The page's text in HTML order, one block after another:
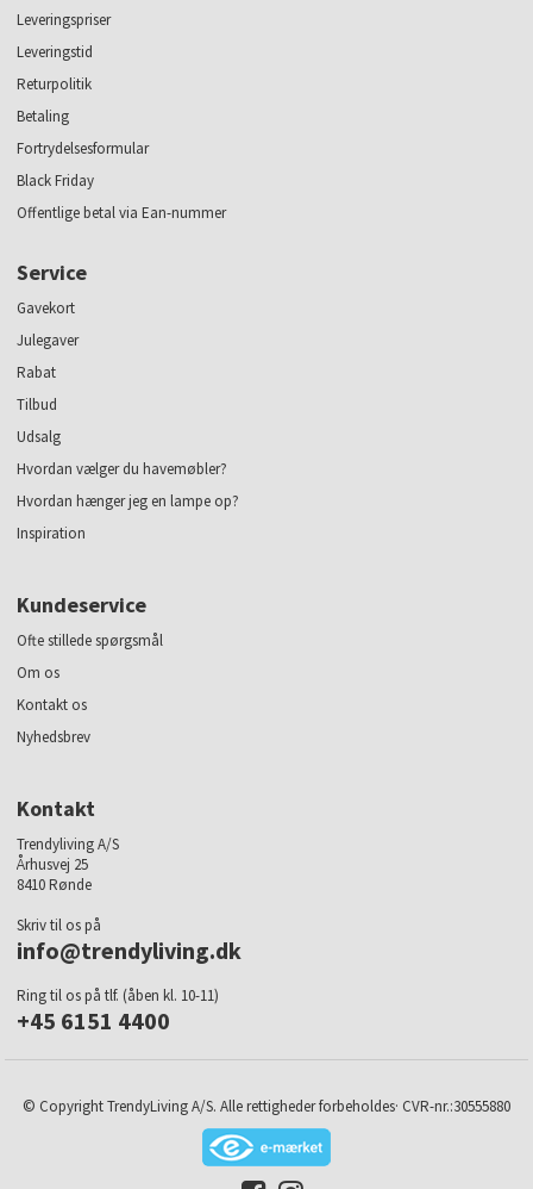
Leveringspriser
Leveringstid
Returpolitik
Betaling
Fortrydelsesformular
Black Friday
Offentlige betal via Ean-nummer
Service
Gavekort
Julegaver
Rabat
Tilbud
Udsalg
Hvordan vælger du havemøbler?
Hvordan hænger jeg en lampe op?
Inspiration
Kundeservice
Ofte stillede spørgsmål
Om os
Kontakt os
Nyhedsbrev
Kontakt
Trendyliving A/S
Århusvej 25
8410 Rønde
Skriv til os på
info@trendyliving.dk
Ring til os på tlf. (åben kl. 10-11)
+45 6151 4400
© Copyright TrendyLiving A/S. Alle rettigheder forbeholdes· CVR-nr.:30555880